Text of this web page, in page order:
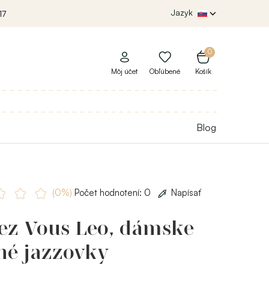
Jazyk
0
Košík
Môj účet Obľúbené
Blog
(0%) Počet hodnotení: 0
Napísať
Vous Leo, dámske
jazzovky